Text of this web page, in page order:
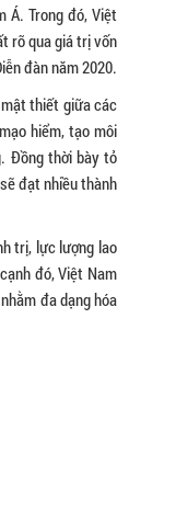
Á. Trong đó, Việt
rõ qua giá trị vốn
đàn năm 2020.
thiết giữa các
hiểm, tạo môi
Đồng thời bày tỏ
đạt nhiều thành
trị, lực lượng lao
đó, Việt Nam
đa dạng hóa